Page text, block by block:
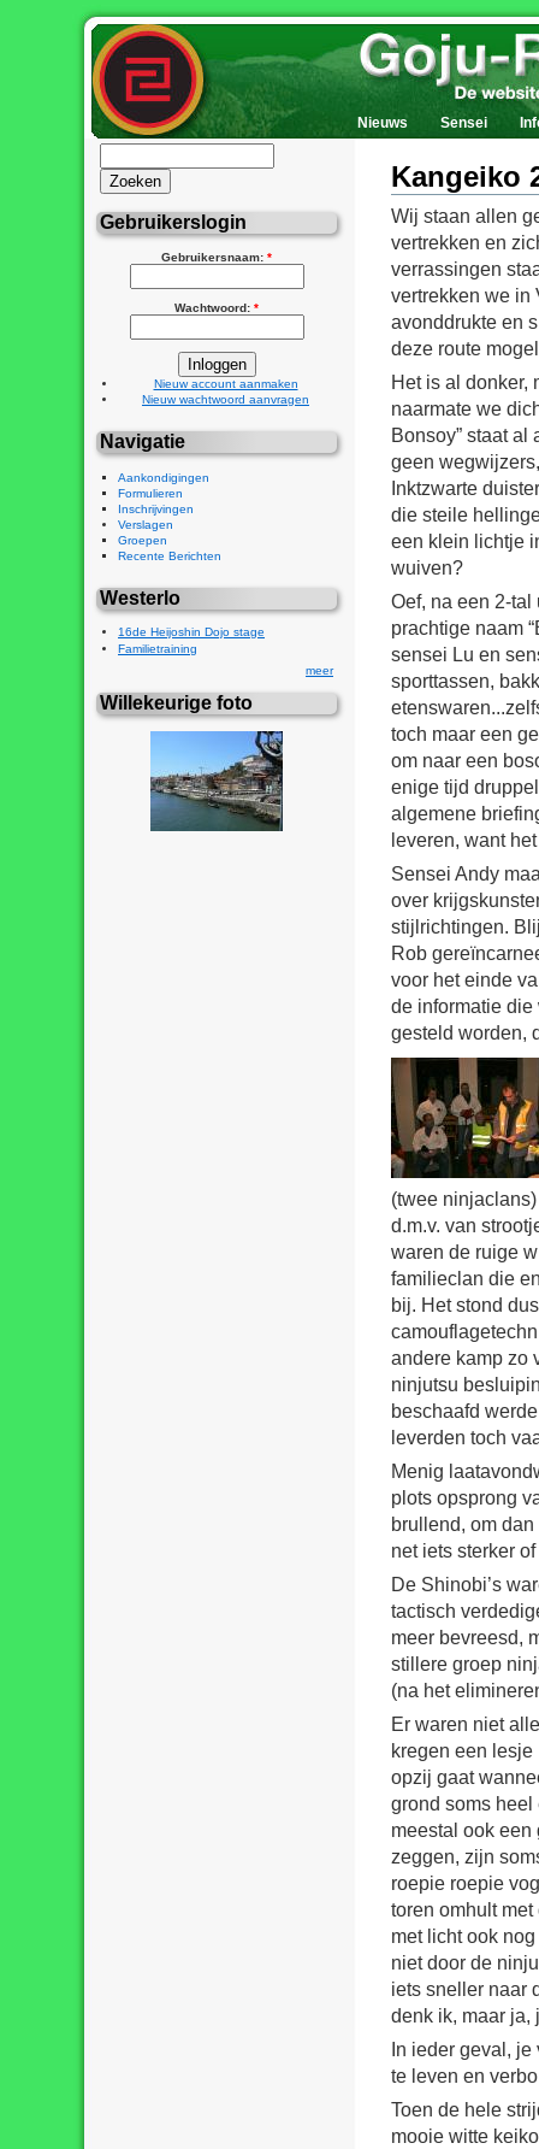
Nieuws Sensei
Gebruikerslogin
Gebruikersnaam: *
Wachtwoord: *
Nieuw account aanmaken
Nieuw wachtwoord aanvragen
Navigatie
Aankondigingen
Formulieren
Inschrijvingen
Verslagen
Groepen
Recente Berichten
Westerlo
16de Heijoshin Dojo stage
Familietraining
meer
Willekeurige foto
Kangeiko
Wij staan allen
vertrekken en
verrassingen
vertrekken we in
avonddrukte en
deze route
Het is al donker,
naarmate we
Bonsoy” staat
geen
Inktzwarte
die steile
een klein lichtje
wuiven?
Oef, na een 2-
prachtige naam
sensei Lu en
sporttassen,
toch maar een
om naar een
enige tijd
algemene
leveren, want
Sensei Andy
over
stijlrichtingen.
Rob
voor het einde
de informatie
gesteld worden,
(twee
d.m.v. van
waren de ruige
familieclan die
bij. Het stond
andere kamp zo
ninjutsu
beschaafd
leverden toch
Menig
plots opsprong
brullend, om
net iets sterker
De Shinobi’s
tactisch
meer bevreesd,
stillere groep
(na het
Er waren niet
kregen een
opzij gaat
grond soms
meestal ook een
zeggen, zijn
roepie roepie
toren omhult
met licht ook
niet door de
iets sneller naar
denk ik, maar ja,
In ieder geval,
te leven en
Toen de hele
mooie witte